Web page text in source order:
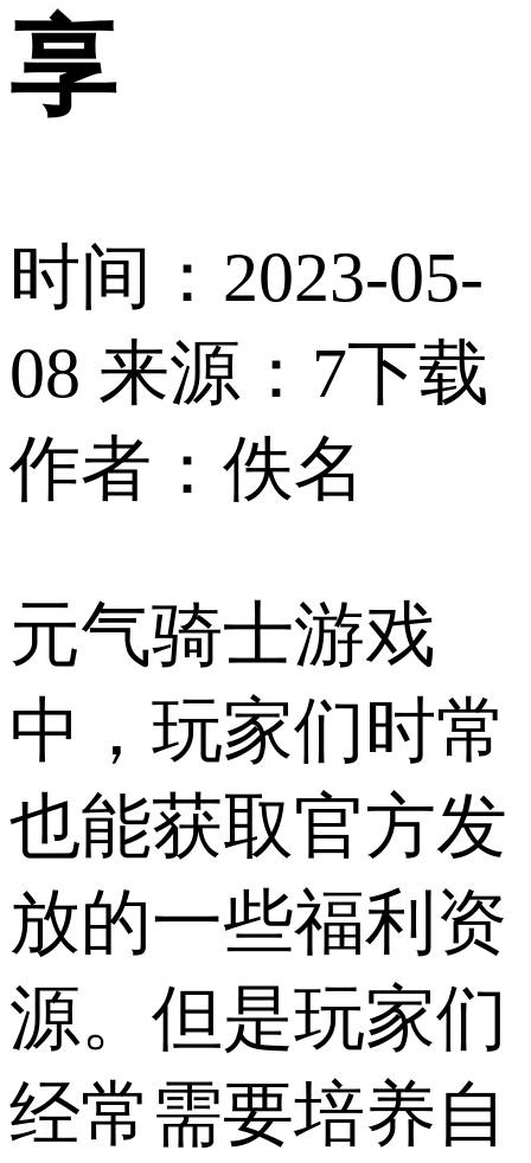
享
时间：2023-05-
08 来源：7下载
作者：佚名
元气骑士游戏
中，玩家们时常
也能获取官方发
放的一些福利资
源。但是玩家们
经常需要培养自